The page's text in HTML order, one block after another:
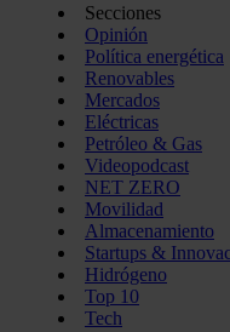
Secciones
Opinión
Política energética
Renovables
Mercados
Eléctricas
Petróleo & Gas
Videopodcast
NET ZERO
Movilidad
Almacenamiento
Startups &
Hidrógeno
Top 10
Tech